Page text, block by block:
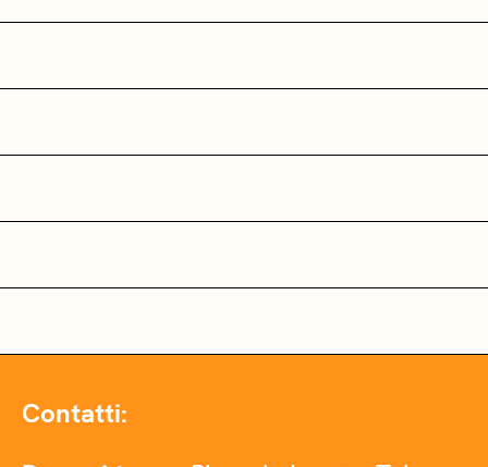
Contatti: